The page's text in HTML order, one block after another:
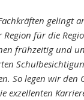
gelingt
für die
frühzeitig und
So legen wir den
exzellenten